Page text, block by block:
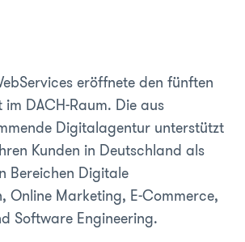
eröffnete den fünften
DACH-Raum. Die aus
Digitalagentur unterstützt
Kunden in Deutschland als
Bereichen Digitale
Online Marketing, E-Commerce,
Software Engineering.